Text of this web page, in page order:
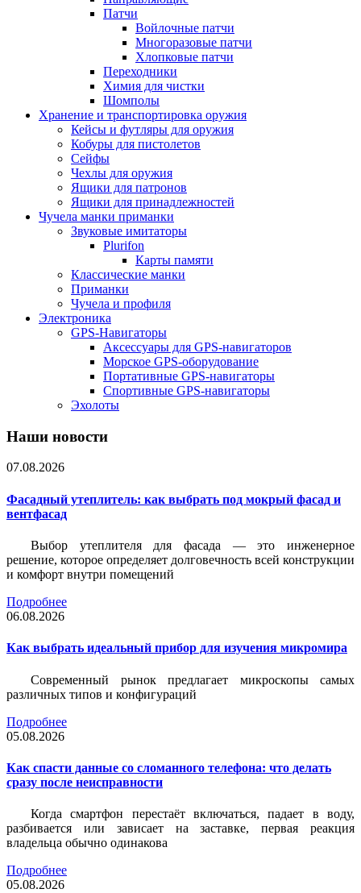
Патчи
Войлочные патчи
Многоразовые патчи
Хлопковые патчи
Переходники
Химия для чистки
Шомполы
Хранение и транспортировка оружия
Кейсы и футляры для оружия
Кобуры для пистолетов
Сейфы
Чехлы для оружия
Ящики для патронов
Ящики для принадлежностей
Чучела манки приманки
Звуковые имитаторы
Plurifon
Карты памяти
Классические манки
Приманки
Чучела и профиля
Электроника
GPS-Навигаторы
Аксессуары для GPS-навигаторов
Морское GPS-оборудование
Портативные GPS-навигаторы
Спортивные GPS-навигаторы
Эхолоты
Наши новости
07.08.2026
Фасадный утеплитель: как выбрать под мокрый фасад и
вентфасад
Выбор утеплителя для фасада — это инженерное
решение, которое определяет долговечность всей конструкции
и комфорт внутри помещений
Подробнее
06.08.2026
Как выбрать идеальный прибор для изучения микромира
Современный рынок предлагает микроскопы самых
различных типов и конфигураций
Подробнее
05.08.2026
Как спасти данные со сломанного телефона: что делать
сразу после неисправности
Когда смартфон перестаёт включаться, падает в воду,
разбивается или зависает на заставке, первая реакция
владельца обычно одинакова
Подробнее
05.08.2026